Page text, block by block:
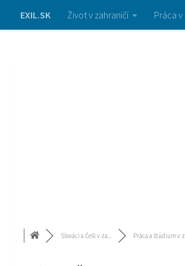
EXIL.SK Život v zahraničí Práca
Slováci a Češi v za... Práca a štúdium v